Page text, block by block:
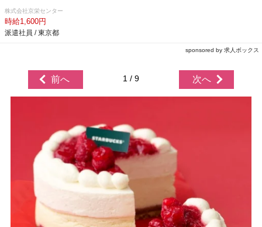
株式会社京栄センター
時給1,600円
派遣社員 / 東京都
sponsored by 求人ボックス
前へ 1 / 9 次へ